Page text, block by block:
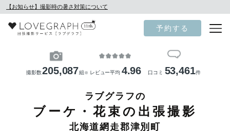
【お知らせ】撮影時の暑さ対策について
予約する
撮影数205,087組 ※ レビュー平均 4.96 口コミ 53,461件
ラブグラフの
ブーケ・花束の出張撮影
北海道網走郡津別町